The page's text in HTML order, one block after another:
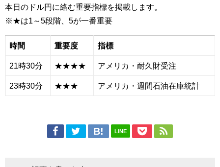
本日のドル円に絡む重要指標を掲載します。
※★は1～5段階、5が一番重要
時間 重要度 指標
21時30分 ★★★★ アメリカ・耐久財受注
23時30分 ★★★ アメリカ・週間石油在庫統計
LINE